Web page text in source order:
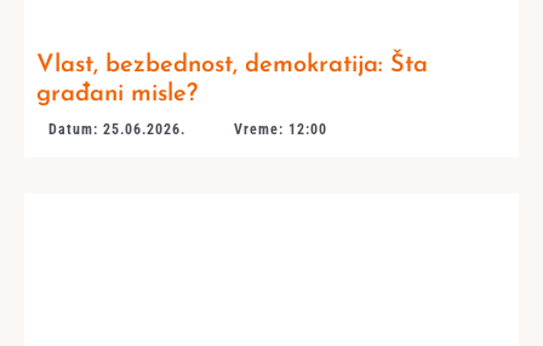
Vlast, bezbednost, demokratija: Šta
građani misle?
Datum: 25.06.2026. Vreme: 12:00